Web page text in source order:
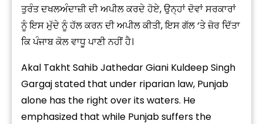
ਤੁਰੰਤ ਦਖਲਅੰਦਾਜ਼ੀ ਦੀ ਅਪੀਲ ਕਰਦੇ ਹੋਏ, ਉਨ੍ਹਾਂ ਦੋਵਾਂ ਸਰਕਾਰਾਂ
ਨੂੰ ਇਸ ਮੁੱਦੇ ਨੂੰ ਹੱਲ ਕਰਨ ਦੀ ਅਪੀਲ ਕੀਤੀ, ਇਸ ਗੱਲ ‘ਤੇ ਜ਼ੋਰ ਦਿੱਤਾ
ਕਿ ਪੰਜਾਬ ਕੋਲ ਵਾਧੂ ਪਾਣੀ ਨਹੀਂ ਹੈ।
Akal Takht Sahib Jathedar Giani Kuldeep Singh
Gargaj stated that under riparian law, Punjab
alone has the right over its waters. He
emphasized that while Punjab suffers the